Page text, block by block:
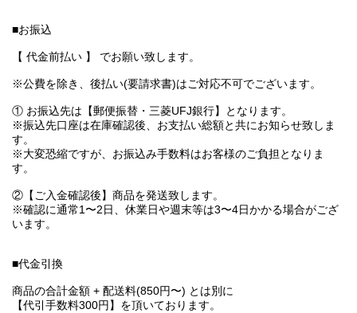
■お振込
【 代金前払い 】 でお願い致します。
※公費を除き、後払い(要請求書)はご対応不可でございます。
① お振込先は【郵便振替・三菱UFJ銀行】となります。
※振込先口座は在庫確認後、お支払い総額と共にお知らせ致しま
す。
※大変恐縮ですが、お振込み手数料はお客様のご負担となりま
す。
②【ご入金確認後】商品を発送致します。
※確認に通常1〜2日、休業日や週末等は3〜4日かかる場合がござ
います。
■代金引換
商品の合計金額 + 配送料(850円〜) とは別に
【代引手数料300円】を頂いております。